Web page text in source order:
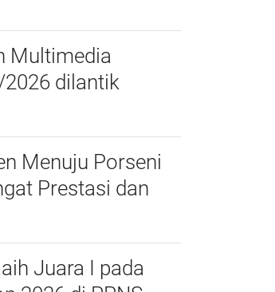
Multimedia
2026 dilantik
Menuju Porseni
Prestasi dan
Juara I pada